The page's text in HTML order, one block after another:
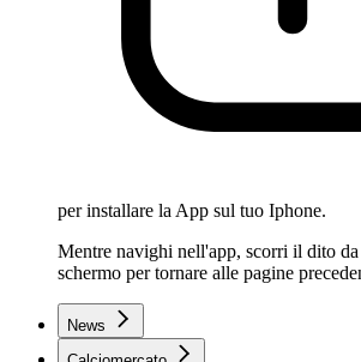
per installare la App sul tuo Iphone.
Mentre navighi nell'app, scorri il dito da
schermo per tornare alle pagine
News